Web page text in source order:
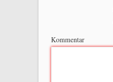
Kommentar